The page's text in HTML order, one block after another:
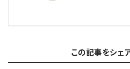
この記事をシェ